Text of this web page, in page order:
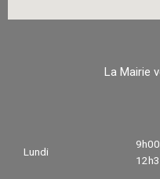
La Mairie
Lundi
9h00